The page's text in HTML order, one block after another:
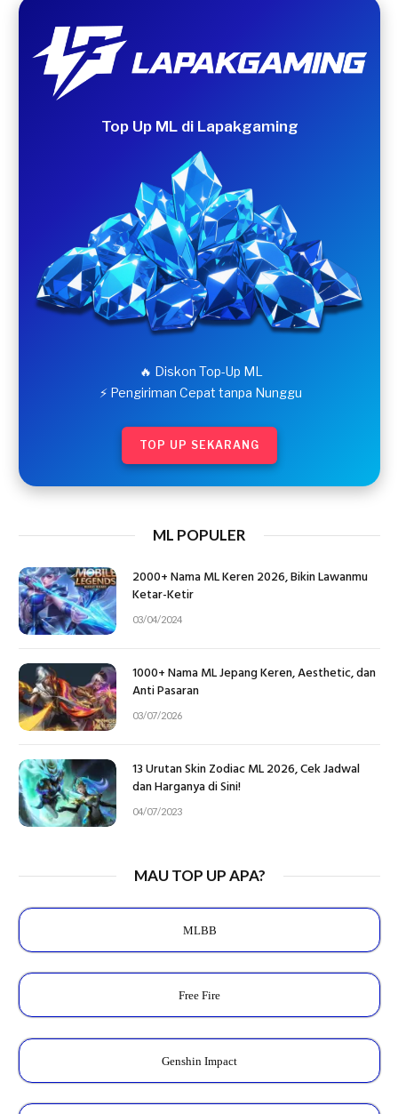
Top Up ML di Lapakgaming
🔥 Diskon Top-Up ML
⚡ Pengiriman Cepat tanpa Nunggu
TOP UP SEKARANG
ML POPULER
2000+ Nama ML Keren 2026, Bikin Lawanmu
Ketar-Ketir
03/04/2024
1000+ Nama ML Jepang Keren, Aesthetic, dan
Anti Pasaran
03/07/2026
13 Urutan Skin Zodiac ML 2026, Cek Jadwal
dan Harganya di Sini!
04/07/2023
MAU TOP UP APA?
MLBB
Free Fire
Genshin Impact